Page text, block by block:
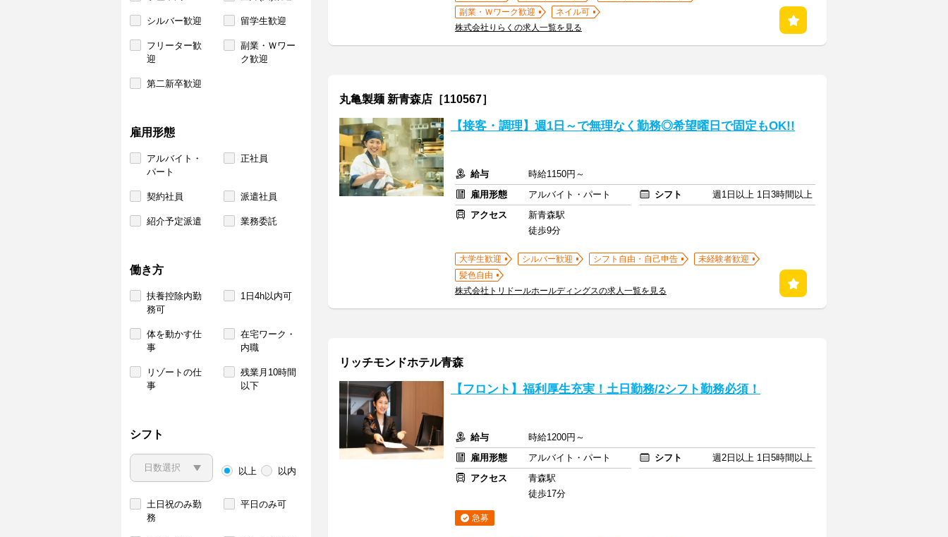
シルバー歓迎 留学生歓迎
フリーター歓
迎
副業・Ｗワー
ク歓迎
第二新卒歓迎
雇用形態
アルバイト・
パート
正社員
契約社員 派遣社員
紹介予定派遣 業務委託
働き方
扶養控除内勤
務可
1日4h以内可
体を動かす仕
事
在宅ワーク・
内職
リゾートの仕
事
残業月10時間
以下
シフト
以上 以内
土日祝のみ勤
務
平日のみ可
副業・Ｗワーク歓迎
ネイル可
株式会社りらくの求人一覧を見る
丸亀製麺 新青森店［110567］
【接客・調理】週1日～で無理なく勤務◎希望曜日で固定もOK!!
給与
時給1150円～
雇用形態
アルバイト・パート シフト
週1日以上 1日3時間以上
アクセス
新青森駅
徒歩9分
大学生歓迎 シルバー歓迎 シフト自由・自己申告
未経験者歓迎
髪色自由
株式会社トリドールホールディングスの求人一覧を見る
リッチモンドホテル青森
【フロント】福利厚生充実！土日勤務/2シフト勤務必須！
給与
時給1200円～
雇用形態
アルバイト・パート シフト
週2日以上 1日5時間以上
アクセス
青森駅
徒歩17分
急募